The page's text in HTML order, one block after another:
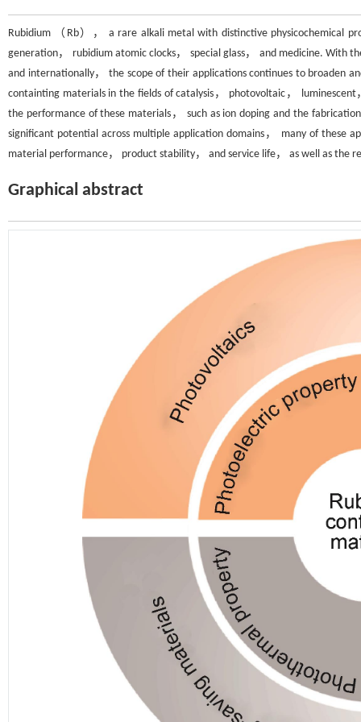
Rubidium （Rb）， a rare alkali metal with distinctive physicochemical
generation， rubidium atomic clocks， special glass， and medicine. With
and internationally， the scope of their applications continues to broaden
containting materials in the fields of catalysis， photovoltaic，
the performance of these materials， such as ion doping and the
significant potential across multiple application domains， many of these
material performance， product stability， and service life， as well as the
Graphical abstract